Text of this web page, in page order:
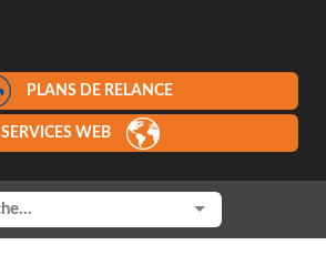
PLANS DE RELANCE
SERVICES WEB